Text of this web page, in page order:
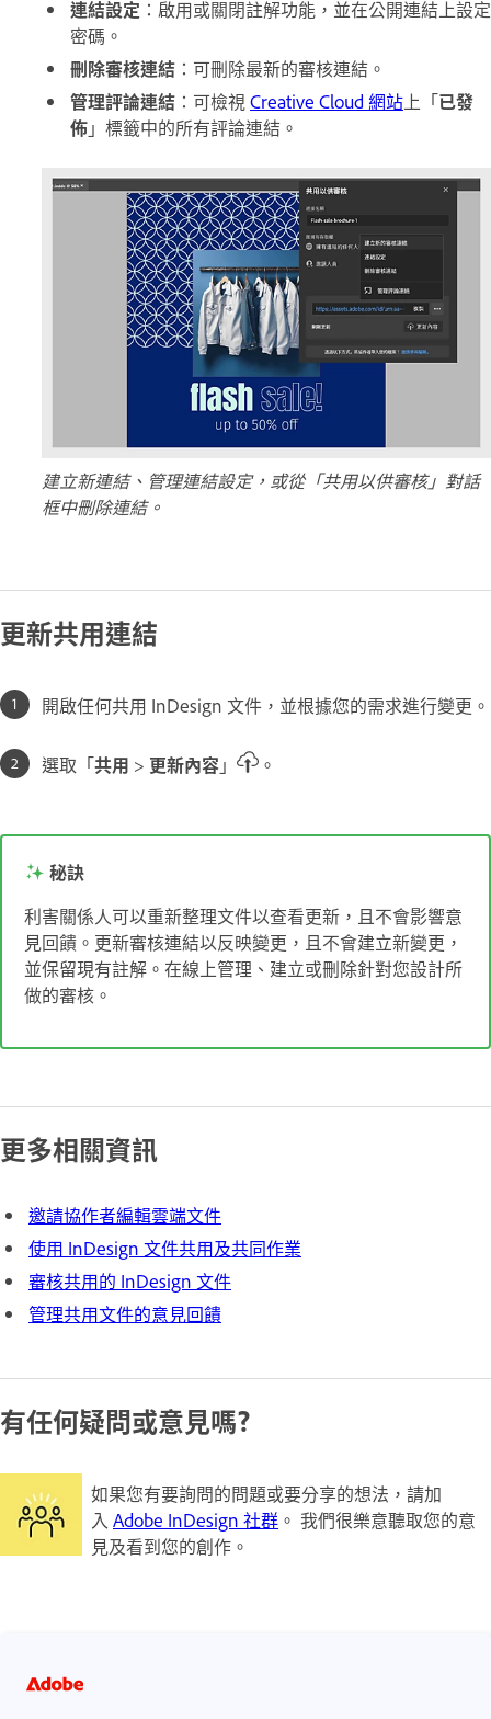
連結設定 ：啟用或關閉註解功能，並在公開連結上設定
密碼。
刪除審核連結 ：可刪除最新的審核連結。
管理評論連結 ：可檢視Creative Cloud 網站上「已發
佈」標籤中的所有評論連結。
建立新連結、管理連結設定，或從「共用以供審核」對話
框中刪除連結。
更新共用連結
開啟任何共用 InDesign 文件，並根據您的需求進行變更。
選取「共用 > 更新內容」 。
秘訣
利害關係人可以重新整理文件以查看更新，且不會影響意
見回饋。更新審核連結以反映變更，且不會建立新變更，
並保留現有註解。在線上管理、建立或刪除針對您設計所
做的審核。
更多相關資訊
邀請協作者編輯雲端文件
使用 InDesign 文件共用及共同作業
審核共用的 InDesign 文件
管理共用文件的意見回饋
有任何疑問或意見嗎?
如果您有要詢問的問題或要分享的想法，請加
入 Adobe InDesign 社群 。 我們很樂意聽取您的意
見及看到您的創作。